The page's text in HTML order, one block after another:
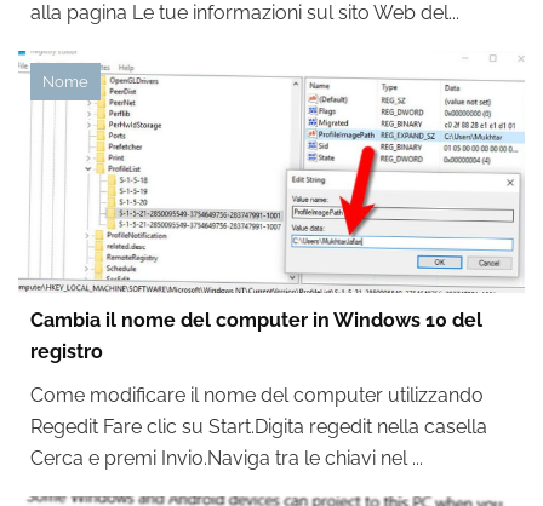
alla pagina Le tue informazioni sul sito Web del...
Nome
Cambia il nome del computer in Windows 10 del
registro
Come modificare il nome del computer utilizzando
Regedit Fare clic su Start.Digita regedit nella casella
Cerca e premi Invio.Naviga tra le chiavi nel ...